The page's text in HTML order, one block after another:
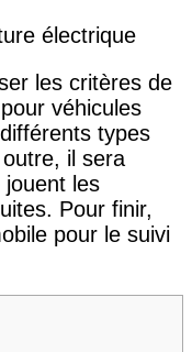
les critères de
véhicules
types
il sera
jouent les
Pour finir,
pour le suivi